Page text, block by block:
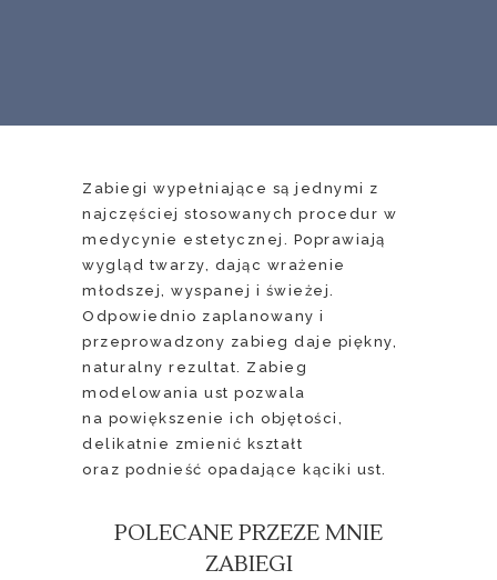
Zabiegi wypełniające są jednymi z
najczęściej stosowanych procedur w
medycynie estetycznej. Poprawiają
wygląd twarzy, dając wrażenie
młodszej, wyspanej i świeżej.
Odpowiednio zaplanowany i
przeprowadzony zabieg daje piękny,
naturalny rezultat. Zabieg
modelowania ust pozwala
na powiększenie ich objętości,
delikatnie zmienić kształt
oraz podnieść opadające kąciki ust.
POLECANE PRZEZE MNIE
ZABIEGI